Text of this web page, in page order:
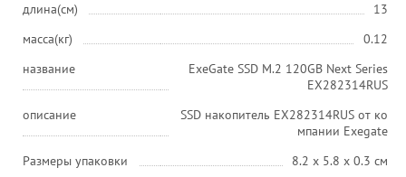
длина(см)
13
масса(кг)
0.12
название
ExeGate SSD M.2 120GB Next Series
EX282314RUS
описание
SSD накопитель EX282314RUS от ко
мпании Exegate
Размеры упаковки
8.2 x 5.8 x 0.3 см